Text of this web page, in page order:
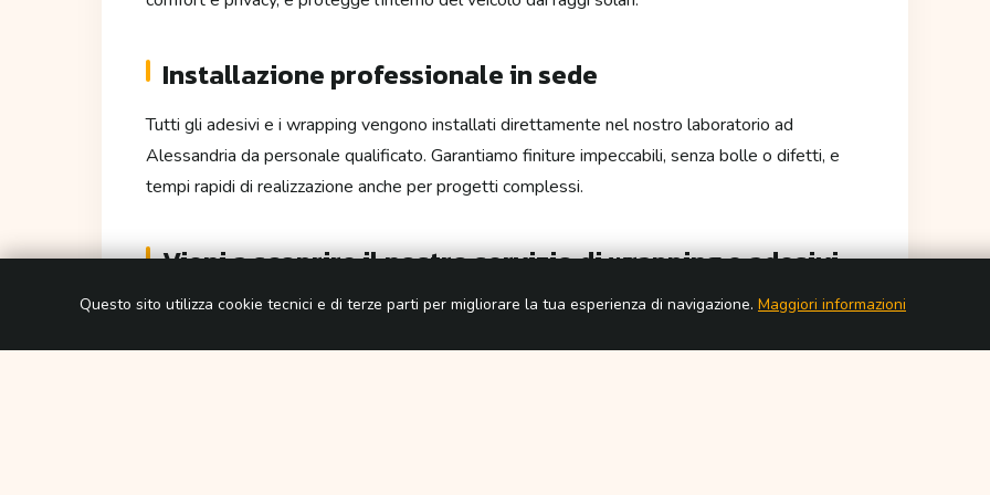
Installazione professionale in sede
Tutti gli adesivi e i wrapping vengono installati direttamente nel nostro laboratorio ad
Alessandria da personale qualificato. Garantiamo finiture impeccabili, senza bolle o difetti, e
tempi rapidi di realizzazione anche per progetti complessi.
Vieni a scoprire il nostro servizio di wrapping e adesivi
auto ad Alessandria
Ti aspettiamo per mostrarti dal vivo materiali, colori, finiture e realizzazioni precedenti. Che tu
Questo sito utilizza cookie tecnici e di terze parti per migliorare la tua esperienza di navigazione. Maggiori informazioni